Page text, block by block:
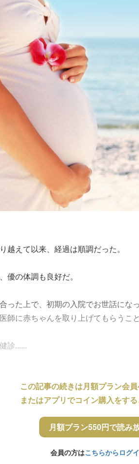
越えて以来、経過は順調だった。
優の体調も良好だ。
った上で、初期の入院でお世話にな
師に赤ちゃんを取り上げてもらうこ
診......
この記事の続きは月額プラン会員
またはアプリでコイン購入をす
月額プラン550円で読み
会員の方はこちらからログ